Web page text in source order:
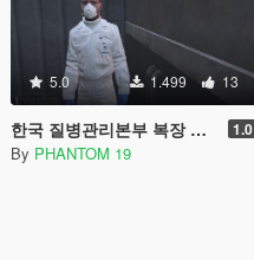
5.0 1.499 13
한국 질병관리본부 복장 Korea CDC Uniform 1.0
By PHANTOM 19